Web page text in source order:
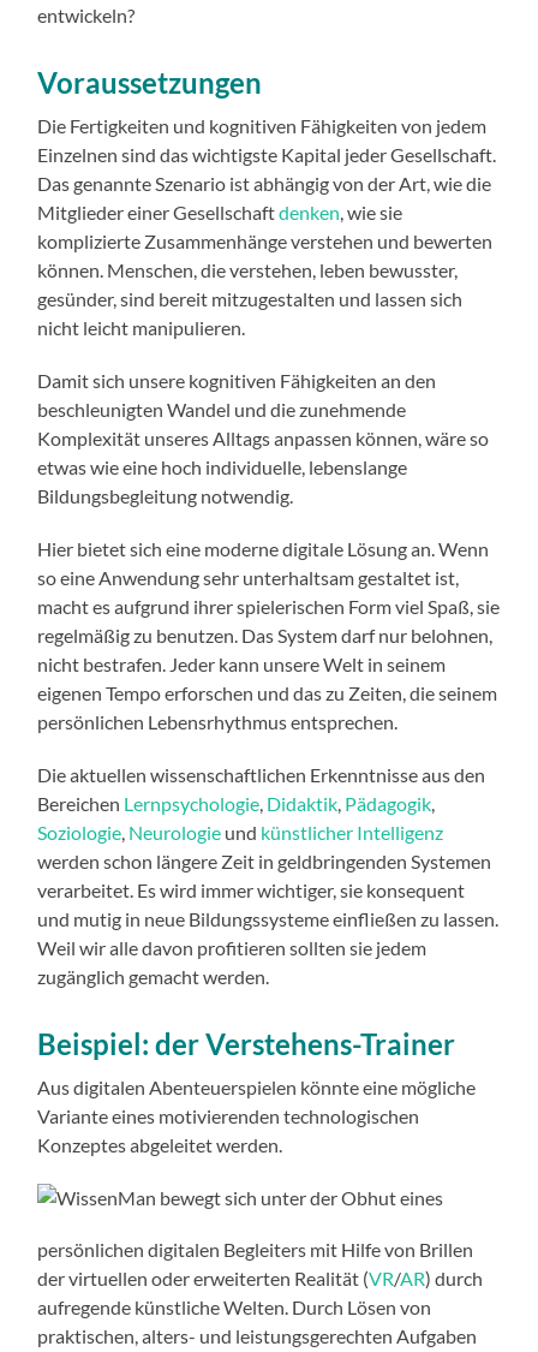
entwickeln?
Voraussetzungen
Die Fertigkeiten und kognitiven Fähigkeiten von jedem
Einzelnen sind das wichtigste Kapital jeder Gesellschaft.
Das genannte Szenario ist abhängig von der Art, wie die
Mitglieder einer Gesellschaftdenken, wie sie
komplizierte Zusammenhänge verstehen und bewerten
können. Menschen, die verstehen, leben bewusster,
gesünder, sind bereit mitzugestalten und lassen sich
nicht leicht manipulieren.
Damit sich unsere kognitiven Fähigkeiten an den
beschleunigten Wandel und die zunehmende
Komplexität unseres Alltags anpassen können, wäre so
etwas wie eine hoch individuelle, lebenslange
Bildungsbegleitung notwendig.
Hier bietet sich eine moderne digitale Lösung an. Wenn
so eine Anwendung sehr unterhaltsam gestaltet ist,
macht es aufgrund ihrer spielerischen Form viel Spaß, sie
regelmäßig zu benutzen. Das System darf nur belohnen,
nicht bestrafen. Jeder kann unsere Welt in seinem
eigenen Tempo erforschen und das zu Zeiten, die seinem
persönlichen Lebensrhythmus entsprechen.
Die aktuellen wissenschaftlichen Erkenntnisse aus den
Bereichen Lernpsychologie, Didaktik, Pädagogik,
Soziologie, Neurologie und künstlicher Intelligenz
werden schon längere Zeit in geldbringenden Systemen
verarbeitet. Es wird immer wichtiger, sie konsequent
und mutig in neue Bildungssysteme einfließen zu lassen.
Weil wir alle davon profitieren sollten sie jedem
zugänglich gemacht werden.
Beispiel: der Verstehens-Trainer
Aus digitalen Abenteuerspielen könnte eine mögliche
Variante eines motivierenden technologischen
Konzeptes abgeleitet werden.
Man bewegt sich unter der Obhut eines
persönlichen digitalen Begleiters mit Hilfe von Brillen
der virtuellen oder erweiterten Realität (VR/AR) durch
aufregende künstliche Welten. Durch Lösen von
praktischen, alters- und leistungsgerechten Aufgaben